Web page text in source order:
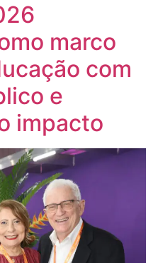
marco
com
e
impacto